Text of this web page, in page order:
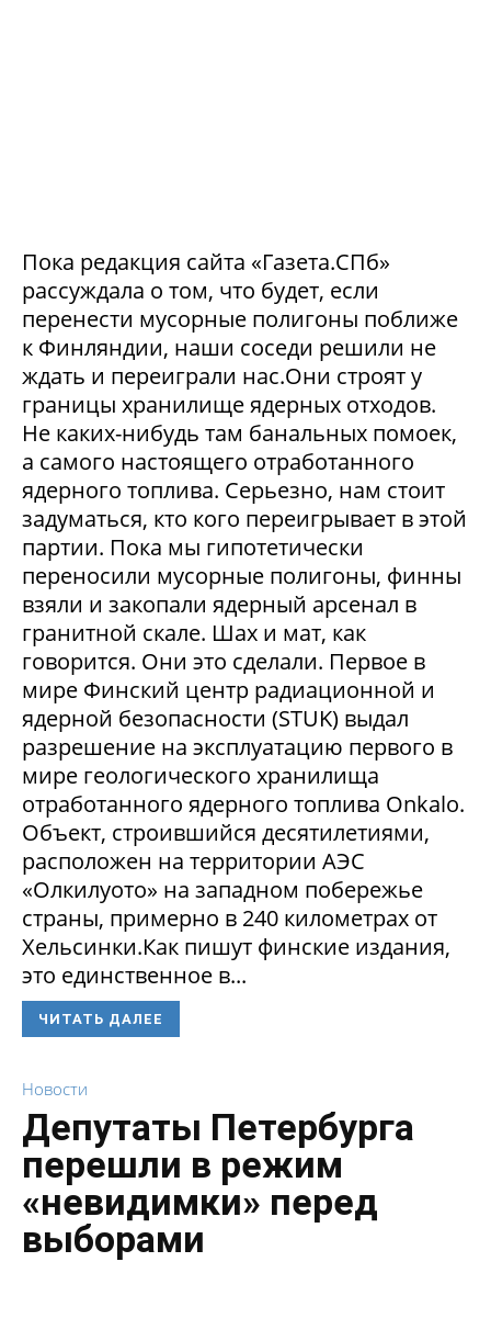
Пока редакция сайта «Газета.СПб»
рассуждала о том, что будет, если
перенести мусорные полигоны поближе
к Финляндии, наши соседи решили не
ждать и переиграли нас.Они строят у
границы хранилище ядерных отходов.
Не каких-нибудь там банальных помоек,
а самого настоящего отработанного
ядерного топлива. Серьезно, нам стоит
задуматься, кто кого переигрывает в этой
партии. Пока мы гипотетически
переносили мусорные полигоны, финны
взяли и закопали ядерный арсенал в
гранитной скале. Шах и мат, как
говорится. Они это сделали. Первое в
мире Финский центр радиационной и
ядерной безопасности (STUK) выдал
разрешение на эксплуатацию первого в
мире геологического хранилища
отработанного ядерного топлива Onkalo.
Объект, строившийся десятилетиями,
расположен на территории АЭС
«Олкилуото» на западном побережье
страны, примерно в 240 километрах от
Хельсинки.Как пишут финские издания,
это единственное в...
ЧИТАТЬ ДАЛЕЕ
Новости
Депутаты Петербурга
перешли в режим
«невидимки» перед
выборами